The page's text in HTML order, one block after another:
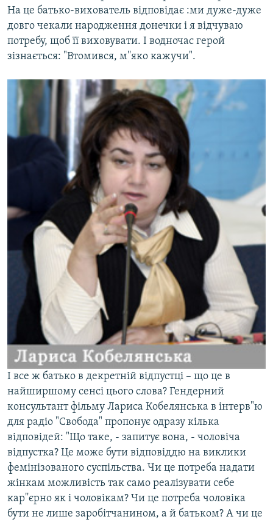
На це батько-вихователь відповідає :ми дуже-дуже
довго чекали народження донечки і я відчуваю
потребу, щоб її виховувати. І водночас герой
зізнається: "Втомився, м''яко кажучи".
І все ж батько в декретній відпустці – що це в
найширшому сенсі цього слова? Гендерний
консультант фільму Лариса Кобелянська в інтерв"ю
для радіо "Свобода" пропонує одразу кілька
відповідей: "Що таке, - запитує вона, - чоловіча
відпустка? Це може бути відповіддю на виклики
фемінізованого суспільства. Чи це потреба надати
жінкам можливість так само реалізувати себе
кар''єрно як і чоловікам? Чи це потреба чоловіка
бути не лише заробітчанином, а й батьком? А чи це